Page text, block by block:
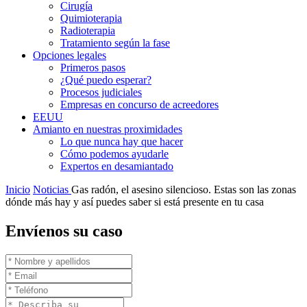
Cirugía
Quimioterapia
Radioterapia
Tratamiento según la fase
Opciones legales
Primeros pasos
¿Qué puedo esperar?
Procesos judiciales
Empresas en concurso de acreedores
EEUU
Amianto en nuestras proximidades
Lo que nunca hay que hacer
Cómo podemos ayudarle
Expertos en desamiantado
Inicio Noticias Gas radón, el asesino silencioso. Estas son las zonas
dónde más hay y así puedes saber si está presente en tu casa
Envíenos su caso